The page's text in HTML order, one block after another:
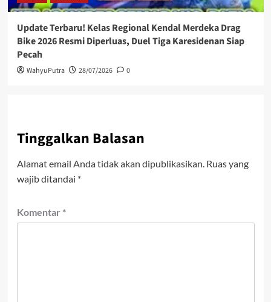
Update Terbaru! Kelas Regional Kendal Merdeka Drag
Bike 2026 Resmi Diperluas, Duel Tiga Karesidenan Siap
Pecah
WahyuPutra 28/07/2026 0
Tinggalkan Balasan
Alamat email Anda tidak akan dipublikasikan. Ruas yang
wajib ditandai *
Komentar *